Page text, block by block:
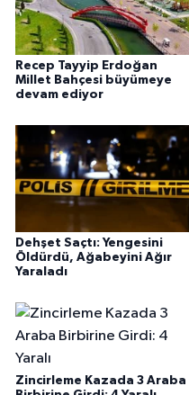
Recep Tayyip Erdoğan
Millet Bahçesi büyümeye
devam ediyor
Dehşet Saçtı: Yengesini
Öldürdü, Ağabeyini Ağır
Yaraladı
Zincirleme Kazada 3 Araba